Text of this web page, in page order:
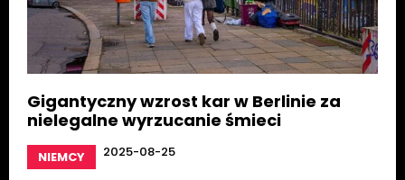
Gigantyczny wzrost kar w Berlinie za
nielegalne wyrzucanie śmieci
NIEMCY 2025-08-25